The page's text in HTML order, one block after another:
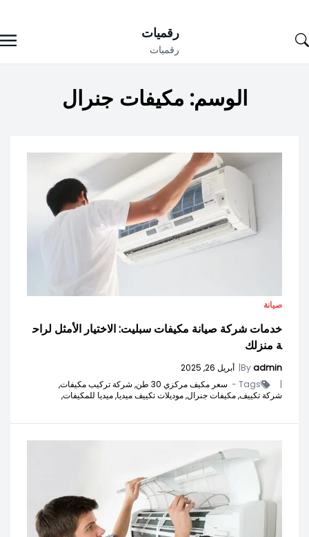
to
رقميات
رقميات
الوسم: مكيفات جنرال
صيانة
خدمات شركة صيانة مكيفات سبليت: الاختيار الأمثل لراح
ة منزلك
Byadmin
| أبريل 26, 2025
|
Tags - سعر مكيف مركزي 30 طن,
شركة تركيب مكيفات,
شركة تكييف,مكيفات جنرال,موديلات تكييف ميديا,ميديا للمكيفات,